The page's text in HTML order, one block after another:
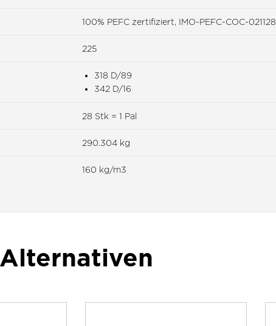
100% PEFC zertifiziert, IMO-PEFC-COC-021128
225
318 D/89
342 D/16
28 Stk = 1 Pal
290.304 kg
160 kg/m3
Alternativen